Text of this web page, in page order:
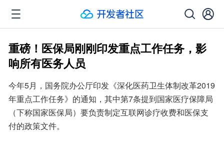
重磅！医保局刚刚印发重点工作任务，影
响所有医务人员
今年5月，国务院办公厅印发《深化医药卫生体制改革2019
年重点工作任务》的通知，其中第7条提到国家医疗保障局
（下称国家医保局）要负责制定互联网诊疗收费和医保支
付的政策文件。